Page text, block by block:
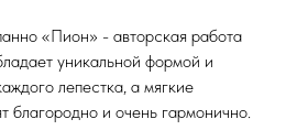
«Пион» - авторская работа
уникальной формой и
лепестка, а мягкие
благородно и очень гармонично.